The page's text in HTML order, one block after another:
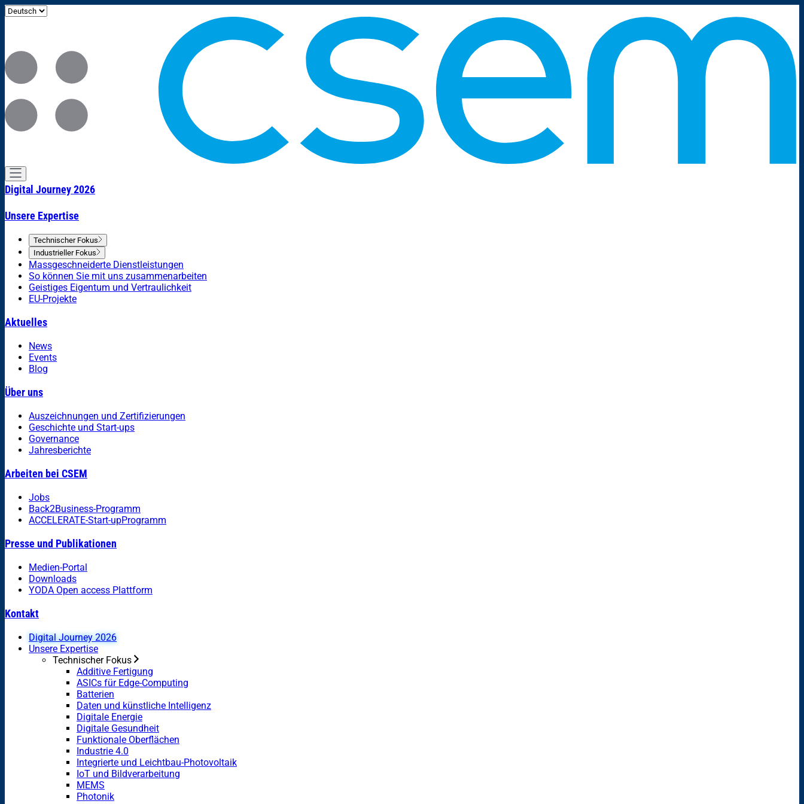
Digital Journey 2026
Unsere Expertise
Technischer Fokus
Industrieller Fokus
Massgeschneiderte Dienstleistungen
So können Sie mit uns zusammenarbeiten
Geistiges Eigentum und Vertraulichkeit
EU-Projekte
Aktuelles
News
Events
Blog
Über uns
Auszeichnungen und Zertifizierungen
Geschichte und Start-ups
Governance
Jahresberichte
Arbeiten bei CSEM
Jobs
Back2Business-Programm
ACCELERATE-Start-upProgramm
Presse und Publikationen
Medien-Portal
Downloads
YODA Open access Plattform
Kontakt
Digital Journey 2026
Unsere Expertise
Technischer Fokus
Additive Fertigung
ASICs für Edge-Computing
Batterien
Daten und künstliche Intelligenz
Digitale Energie
Digitale Gesundheit
Funktionale Oberflächen
Industrie 4.0
Integrierte und Leichtbau-Photovoltaik
IoT und Bildverarbeitung
MEMS
Photonik